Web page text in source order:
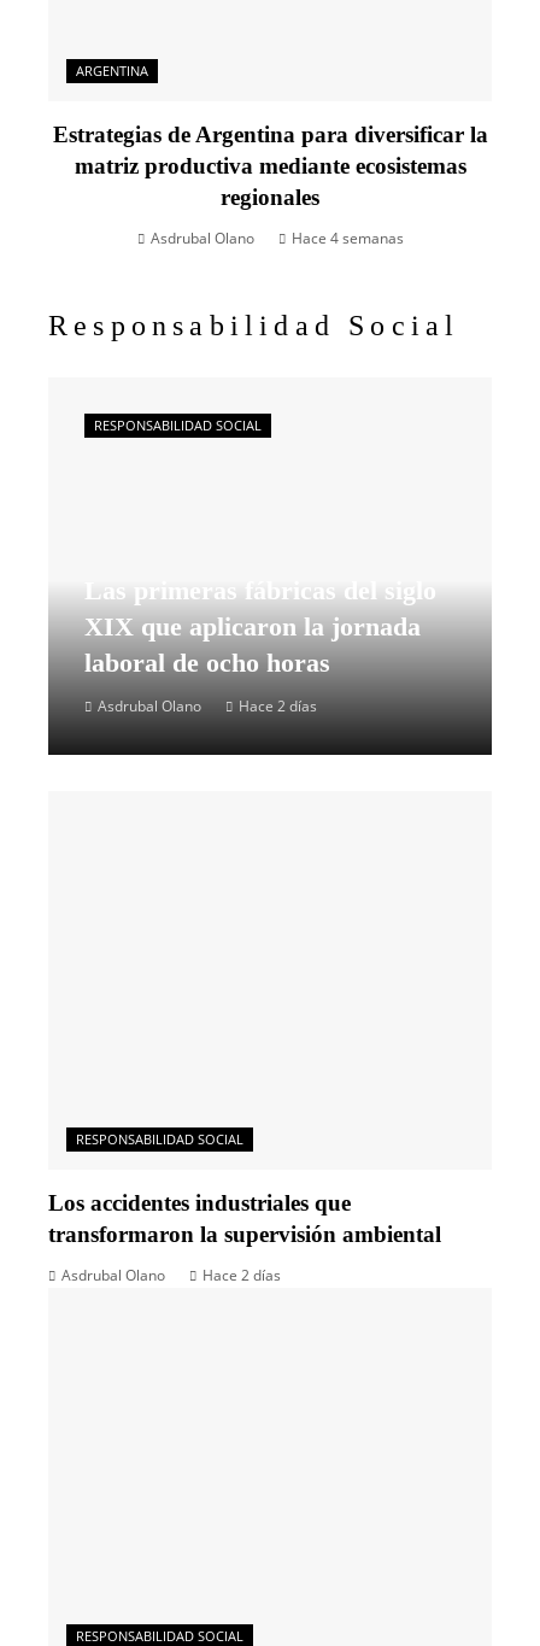
ARGENTINA
Estrategias de Argentina para diversificar la
matriz productiva mediante ecosistemas
regionales
Asdrubal Olano Hace 4 semanas
Responsabilidad Social
Las primeras fábricas del siglo
XIX que aplicaron la jornada
laboral de ocho horas
Asdrubal Olano Hace 2 días
RESPONSABILIDAD SOCIAL
RESPONSABILIDAD SOCIAL
Los accidentes industriales que
transformaron la supervisión ambiental
Asdrubal Olano Hace 2 días
RESPONSABILIDAD SOCIAL